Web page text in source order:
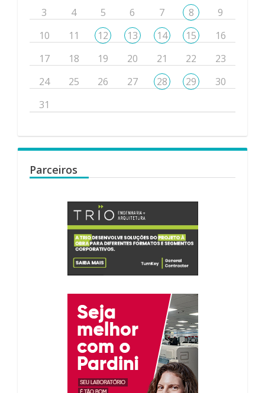
3
4 5 6 7 8
9
10
11 12 13 14 15
16
17
18 19 20 21 22
23
24
25 26 27 28 29
30
31
Parceiros